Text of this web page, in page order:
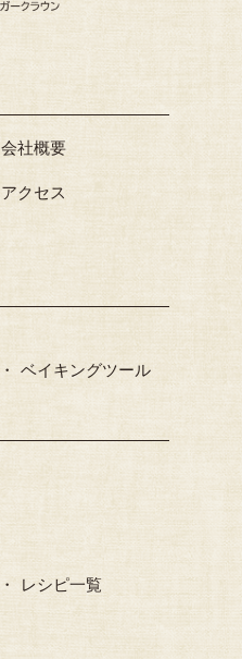
会社概要
アクセス
ベイキングツール
レシピ一覧